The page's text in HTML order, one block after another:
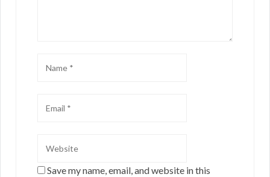
Save my name, email, and website in this